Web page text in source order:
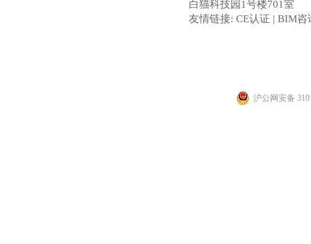
白猫科技园1号楼701室
友情链接: CE认证 | BIM咨
沪公网安备